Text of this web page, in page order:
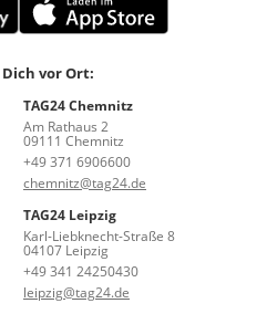
vor Ort:
TAG24 Chemnitz
Am Rathaus 2
09111 Chemnitz
+49 371 6906600
chemnitz@tag24.de
TAG24 Leipzig
Karl-Liebknecht-Straße 8
04107 Leipzig
+49 341 24250430
leipzig@tag24.de